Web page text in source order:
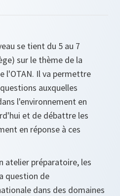
se tient du 5 au 7
sur le thème de la
l'OTAN. Il va permettre
auxquelles
l'environnement en
et de débattre les
en réponse à ces
atelier préparatoire, les
question de
dans des domaines